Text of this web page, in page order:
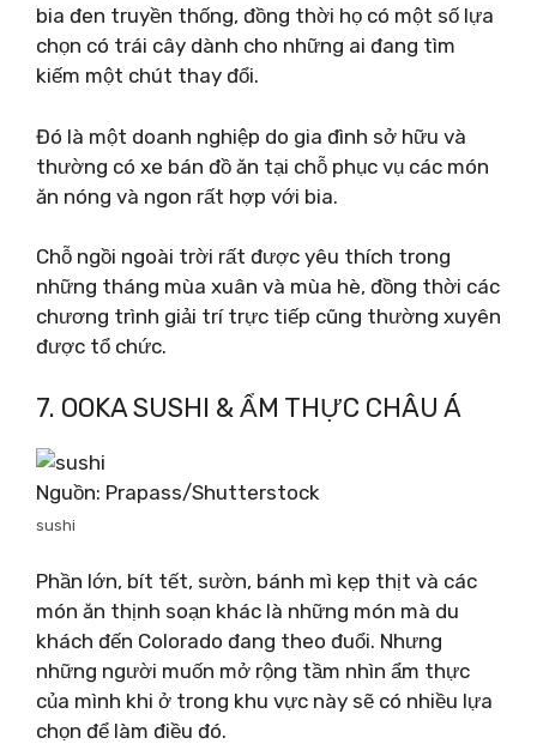
bia đen truyền thống, đồng thời họ có một số lựa
chọn có trái cây dành cho những ai đang tìm
kiếm một chút thay đổi.
Đó là một doanh nghiệp do gia đình sở hữu và
thường có xe bán đồ ăn tại chỗ phục vụ các món
ăn nóng và ngon rất hợp với bia.
Chỗ ngồi ngoài trời rất được yêu thích trong
những tháng mùa xuân và mùa hè, đồng thời các
chương trình giải trí trực tiếp cũng thường xuyên
được tổ chức.
7. OOKA SUSHI & ẨM THỰC CHÂU Á
Nguồn: Prapass/Shutterstock
sushi
Phần lớn, bít tết, sườn, bánh mì kẹp thịt và các
món ăn thịnh soạn khác là những món mà du
khách đến Colorado đang theo đuổi. Nhưng
những người muốn mở rộng tầm nhìn ẩm thực
của mình khi ở trong khu vực này sẽ có nhiều lựa
chọn để làm điều đó.